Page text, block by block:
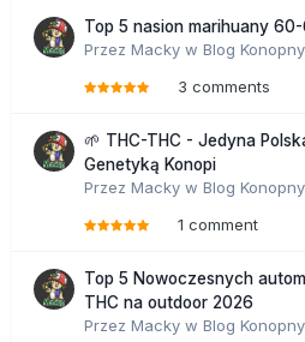
Top 5 nasion marihuany
Przez Macky w Blog
3 comments
🌱 THC-THC - Jedyna
Genetyką Konopi
Przez Macky w Blog
1 comment
Top 5 Nowoczesnych
THC na outdoor 2026
Przez Macky w Blog